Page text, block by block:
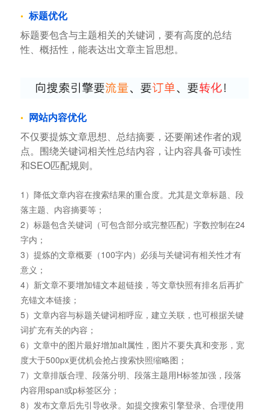
标题优化
标题要包含与主题相关的关键词，要有高度的总结
性、概括性，能表达出文章主旨思想。
网站内容优化
不仅要提炼文章思想、总结摘要，还要阐述作者的观
点。围绕关键词相关性总结内容，让内容具备可读性
和SEO匹配规则。
1）降低文章内容在搜索结果的重合度。尤其是文章标题、段
落主题、内容摘要等；
2）标题包含关键词（可包含部分或完整匹配）字数控制在24
字内；
3）提炼的文章概要（100字内）必须与关键词有相关性才有
意义；
4）新文章不要增加锚文本超链接，等文章快照有排名后再扩
充锚文本链接；
5）文章内容与标题关键词相呼应，建立关联，也可根据关键
词扩充有关的内容；
6）文章中的图片最好增加alt属性，图片不要失真和变形，宽
度大于500px更优机会抢占搜索快照缩略图；
7）文章排版合理、段落分明、段落主题用H标签加强，段落
内容用span或p标签区分；
8）发布文章后先引导收录。如提交搜索引擎登录、合理使用